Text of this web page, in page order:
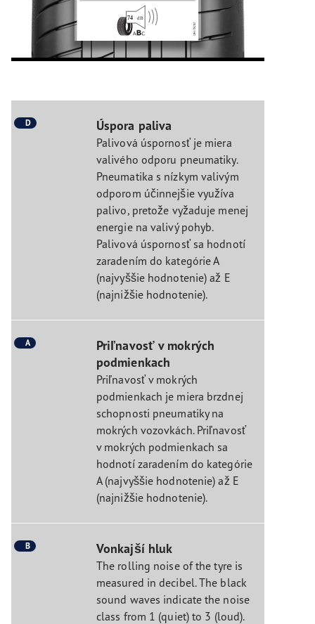
D Úspora paliva
Palivová úspornosť je miera
valivého odporu pneumatiky.
Pneumatika s nízkym valivým
odporom účinnejšie využíva
palivo, pretože vyžaduje menej
energie na valivý pohyb.
Palivová úspornosť sa hodnotí
zaradením do kategórie A
(najvyššie hodnotenie) až E
(najnižšie hodnotenie).
A
Priľnavosť v mokrých
podmienkach
Priľnavosť v mokrých
podmienkach je miera brzdnej
schopnosti pneumatiky na
mokrých vozovkách. Priľnavosť
v mokrých podmienkach sa
hodnotí zaradením do kategórie
A (najvyššie hodnotenie) až E
(najnižšie hodnotenie).
B Vonkajší hluk
The rolling noise of the tyre is
measured in decibel. The black
sound waves indicate the noise
class from 1 (quiet) to 3 (loud).